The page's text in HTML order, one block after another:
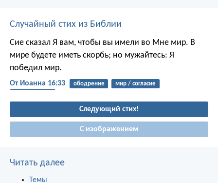
Случайный стих из Библии
Сие сказал Я вам, чтобы вы имели во Мне мир. В
мире будете иметь скорбь; но мужайтесь: Я
победил мир.
От Иоанна 16:33 ободрение
мир / согласие
Следующий стих!
С изображением
Читать далее
Темы